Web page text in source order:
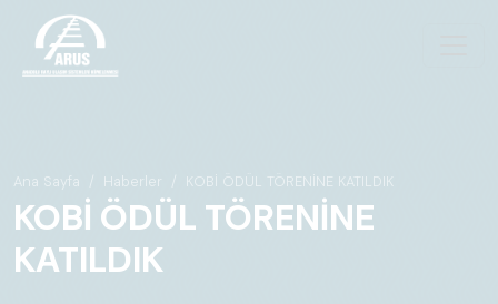
Ana Sayfa Haberler KOBİ ÖDÜL TÖRENİNE KATILDIK
KOBİ ÖDÜL TÖRENİNE
KATILDIK